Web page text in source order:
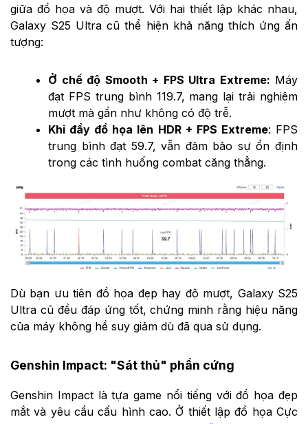
giữa đồ họa và độ mượt. Với hai thiết lập khác nhau,
Galaxy S25 Ultra cũ thể hiện khả năng thích ứng ấn
tượng:
Ở chế độ Smooth + FPS Ultra Extreme: Máy
đạt FPS trung bình 119.7, mang lại trải nghiệm
mượt mà gần như không có độ trễ.
Khi đẩy đồ họa lên HDR + FPS Extreme: FPS
trung bình đạt 59.7, vẫn đảm bảo sự ổn định
trong các tình huống combat căng thẳng.
Dù bạn ưu tiên đồ họa đẹp hay độ mượt, Galaxy S25
Ultra cũ đều đáp ứng tốt, chứng minh rằng hiệu năng
của máy không hề suy giảm dù đã qua sử dụng.
Genshin Impact: "Sát thủ" phần cứng
Genshin Impact là tựa game nổi tiếng với đồ họa đẹp
mắt và yêu cầu cấu hình cao. Ở thiết lập đồ họa Cực